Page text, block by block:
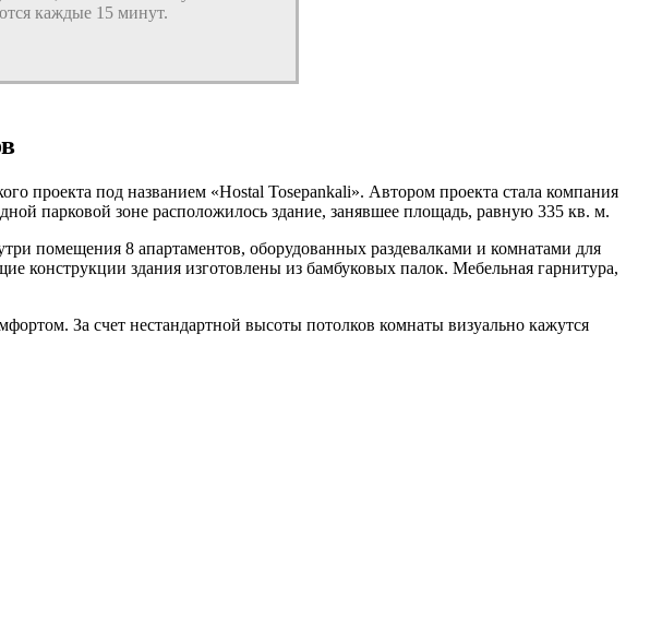
каждые 15 минут.
проекта под названием «Hostal Tosepankali». Автором проекта стала компания
парковой зоне расположилось здание, занявшее площадь, равную 335 кв. м.
помещения 8 апартаментов, оборудованных раздевалками и комнатами для
конструкции здания изготовлены из бамбуковых палок. Мебельная гарнитура,
За счет нестандартной высоты потолков комнаты визуально кажутся